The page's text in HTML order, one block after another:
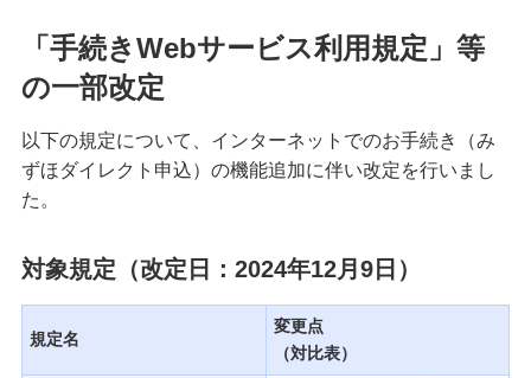
「手続きWebサービス利用規定」等
の一部改定
以下の規定について、インターネットでのお手続き（み
ずほダイレクト申込）の機能追加に伴い改定を行いまし
た。
対象規定（改定日：2024年12月9日）
規定名
変更点
（対比表）